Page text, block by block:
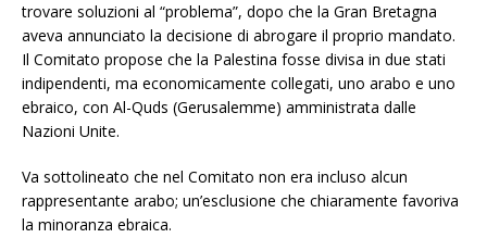
trovare soluzioni al “problema”, dopo che la Gran Bretagna
aveva annunciato la decisione di abrogare il proprio mandato.
Il Comitato propose che la Palestina fosse divisa in due stati
indipendenti, ma economicamente collegati, uno arabo e uno
ebraico, con Al-Quds (Gerusalemme) amministrata dalle
Nazioni Unite.
Va sottolineato che nel Comitato non era incluso alcun
rappresentante arabo; un’esclusione che chiaramente favoriva
la minoranza ebraica.